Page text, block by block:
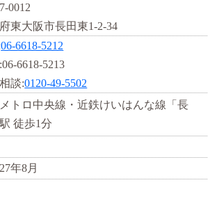
0012
東大阪市長田東1-2-34
06-6618-5212
6618-5213
談:0120-49-5502
トロ中央線・近鉄けいはんな線「長
徒歩1分
年8月